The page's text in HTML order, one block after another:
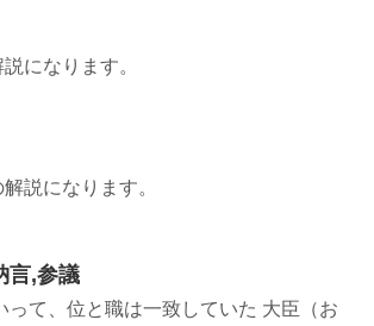
になります。
説になります。
言,参議
て、位と職は一致していた 大臣（お